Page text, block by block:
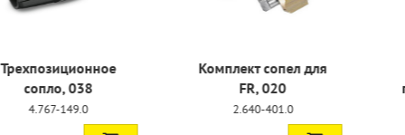
для
401.0
Очиститель
поверхностей FR 30